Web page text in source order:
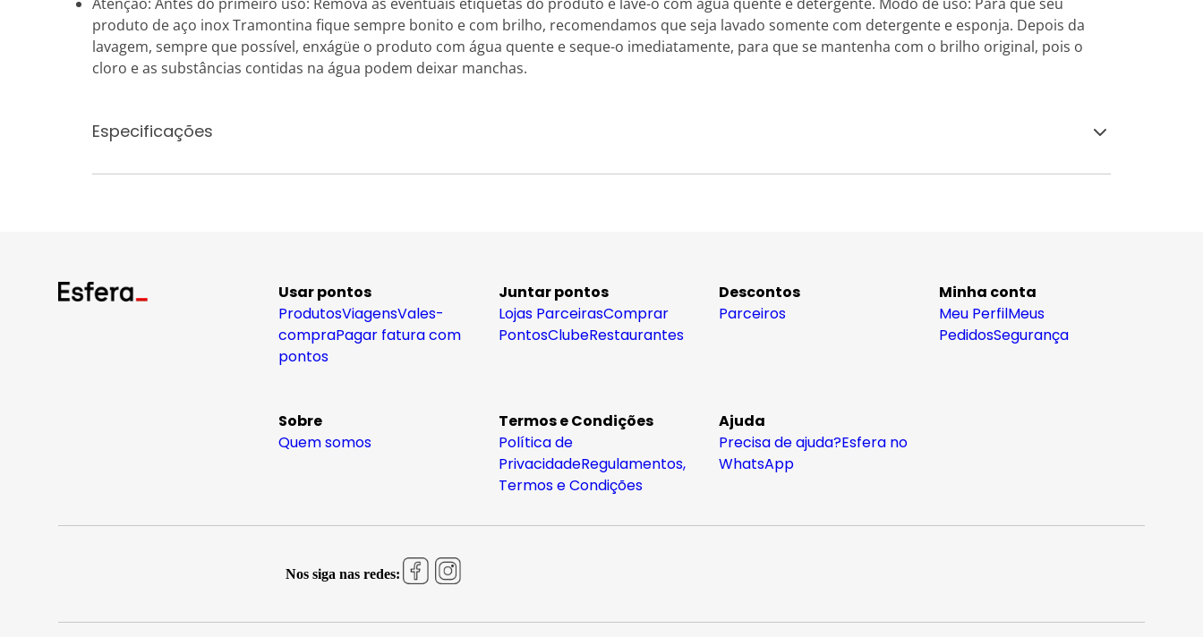
produto de aço inox Tramontina fique sempre bonito e com brilho, recomendamos que seja lavado somente com detergente e esponja. Depois da
lavagem, sempre que possível, enxágüe o produto com água quente e seque-o imediatamente, para que se mantenha com o brilho original, pois o
cloro e as substâncias contidas na água podem deixar manchas.
Especificações
Usar pontos
ProdutosViagensVales-
compraPagar fatura com
pontos
Juntar pontos
Lojas ParceirasComprar
PontosClubeRestaurantes
Descontos
Parceiros
Minha conta
Meu PerfilMeus
PedidosSegurança
Sobre
Quem somos
Termos e Condições
Política de
PrivacidadeRegulamentos,
Termos e Condições
Ajuda
Precisa de ajuda?Esfera no
WhatsApp
Nos siga nas redes: